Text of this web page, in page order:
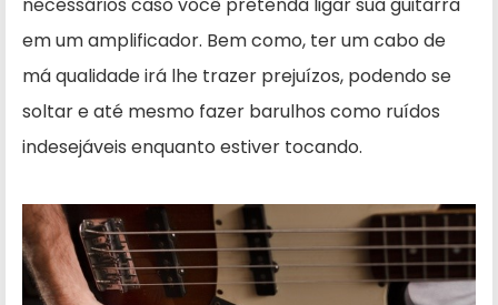
em um amplificador. Bem como, ter um cabo de
má qualidade irá lhe trazer prejuízos, podendo se
soltar e até mesmo fazer barulhos como ruídos
indesejáveis enquanto estiver tocando.